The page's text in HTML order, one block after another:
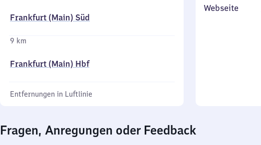
Frankfurt (Main) Süd
9 km
Frankfurt (Main) Hbf
Entfernungen in Luftlinie
Webseite
Fragen, Anregungen oder Feedback